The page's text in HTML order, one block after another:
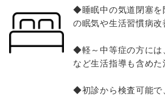
◆睡眠中の気道閉塞を
の眠気や生活習慣病改
◆軽～中等症の方には
など生活指導も含めた
◆初診から検査可能で